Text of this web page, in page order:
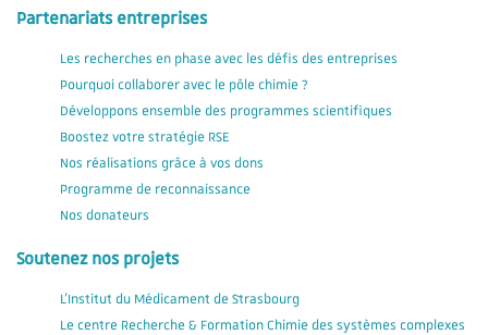
Partenariats entreprises
Les recherches en phase avec les défis des entreprises
Pourquoi collaborer avec le pôle chimie ?
Développons ensemble des programmes scientifiques
Boostez votre stratégie RSE
Nos réalisations grâce à vos dons
Programme de reconnaissance
Nos donateurs
Soutenez nos projets
L'Institut du Médicament de Strasbourg
Le centre Recherche & Formation Chimie des systèmes complexes